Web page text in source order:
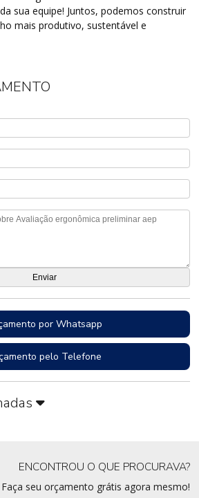
sua equipe! Juntos, podemos construir
mais produtivo, sustentável e
por Whatsapp
pelo Telefone
ENCONTROU O QUE PROCURAVA?
Faça seu orçamento grátis agora mesmo!